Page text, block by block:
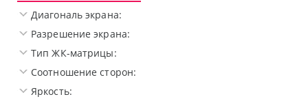
Диагональ экрана:
Разрешение экрана:
Тип ЖК-матрицы:
Соотношение сторон:
Яркость: